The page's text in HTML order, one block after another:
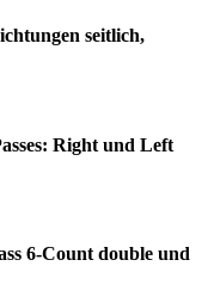
seitlich,
Right und Left
6-Count double und